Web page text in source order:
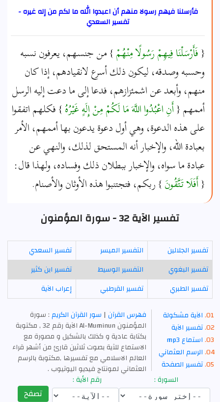
فأرسلنا فيهم رسولا منهم أن اعبدوا الله ما لكم من إله غيره -
تفسير السعدي
{فَأَرْسَلْنَا فِيهِمْ رَسُولًا مِنْهُمْ} من جنسهم، يعرفون نسبه
وحسبه وصدقه، ليكون ذلك أسرع لانقيادهم، إذا كان
منهم، وأبعد عن اشمئزازهم، فدعا إلى ما دعت إليه الرسل
أممهم {أَنِ اعْبُدُوا اللَّهَ مَا لَكُمْ مِنْ إِلَهٍ غَيْرُهُ} فكلهم اتفقوا
على هذه الدعوة، وهي أول دعوة يدعون بها أممهم، الأمر
بعبادة الله، والإخبار أنه المستحق لذلك، والنهي عن
عبادة ما سواه، والإخبار ببطلان ذلك وفساده، ولهذا قال:
{أَفَلَا تَتَّقُونَ} ربكم، فتجتنبوا هذه الأوثان والأصنام.
تفسير الآية 32 - سورة المؤمنون
تفسير الجلالين التفسير الميسر
تفسير السعدي
تفسير البغوي
التفسير الوسيط
تفسير ابن كثير
تفسير الطبري
تفسير القرطبي إعراب الآية
الآية مشكولة
تفسير الآية
استماع mp3
الرسم العثماني
تفسير الصفحة
فهرس القرآن | سور القرآن الكريم: سورة
المؤمنون Al-Muminun الآية رقم 32 , مكتوبة
بكتابة عادية و كذلك بالشكيل و مصورة مع
الاستماع للآية بصوت ثلاثين قارئ من أشهر قراء
العالم الاسلامي مع تفسيرها ,مكتوبة بالرسم
العثماني لمونتاج فيديو اليوتيوب .
السورة :
رقم الأية :
تصفح